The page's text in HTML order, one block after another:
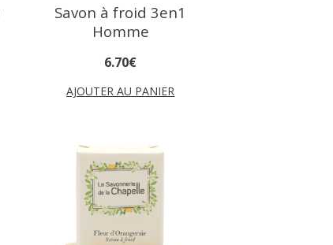
Savon à froid 3en1
Homme
6.70€
AJOUTER AU PANIER